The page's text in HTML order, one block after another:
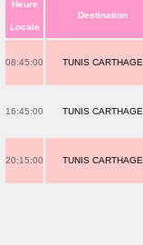
Heure
Locale
Destination
08:45:00 TUNIS CARTHAGE
16:45:00 TUNIS CARTHAGE
20:15:00 TUNIS CARTHAGE